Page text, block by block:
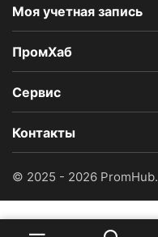
Моя учетная запись
ПромХаб
Сервис
Контакты
© 2025 - 2026 PromHub.